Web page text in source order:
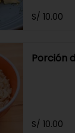
S/ 10.00
Porción
S/ 10.00